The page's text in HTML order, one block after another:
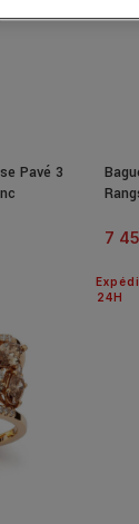
Pavé 3
7
24H